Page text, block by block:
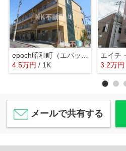
4.5万円 / 1K
3.2万円
メールで共有する